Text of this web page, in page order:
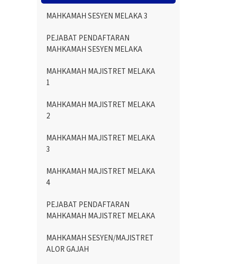
MAHKAMAH SESYEN MELAKA 3
PEJABAT PENDAFTARAN
MAHKAMAH SESYEN MELAKA
MAHKAMAH MAJISTRET MELAKA
1
MAHKAMAH MAJISTRET MELAKA
2
MAHKAMAH MAJISTRET MELAKA
3
MAHKAMAH MAJISTRET MELAKA
4
PEJABAT PENDAFTARAN
MAHKAMAH MAJISTRET MELAKA
MAHKAMAH SESYEN/MAJISTRET
ALOR GAJAH